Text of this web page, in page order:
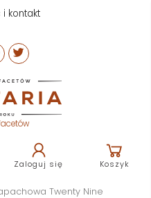
i kontakt
Zaloguj się Koszyk
Twenty Nine